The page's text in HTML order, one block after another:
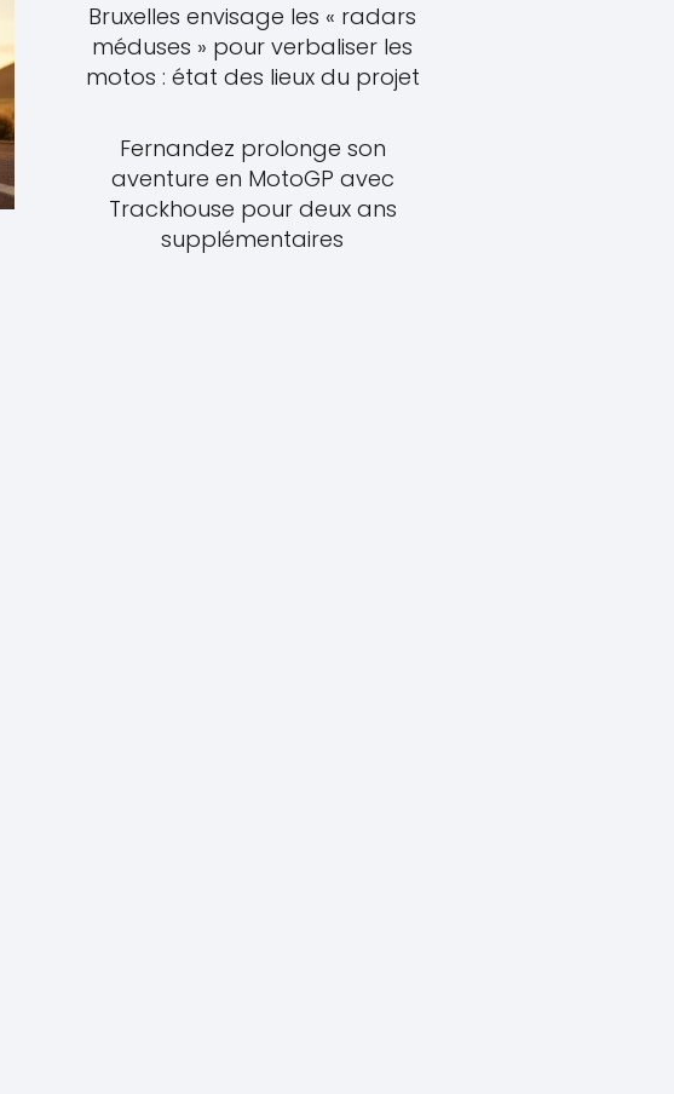
Bruxelles envisage les « radars
méduses » pour verbaliser les
motos : état des lieux du projet
Fernandez prolonge son
aventure en MotoGP avec
Trackhouse pour deux ans
supplémentaires